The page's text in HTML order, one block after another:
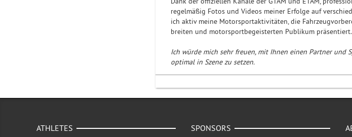
regelmäßig Fotos und Videos meiner Erfolge auf
ich aktiv meine Motorsportaktivitäten, die
breiten und motorsportbegeisterten Publikum präsentiert.
Ich würde mich sehr freuen, mit Ihnen einen Partner und
optimal in Szene zu setzen.
ATHLETES SPONSORS